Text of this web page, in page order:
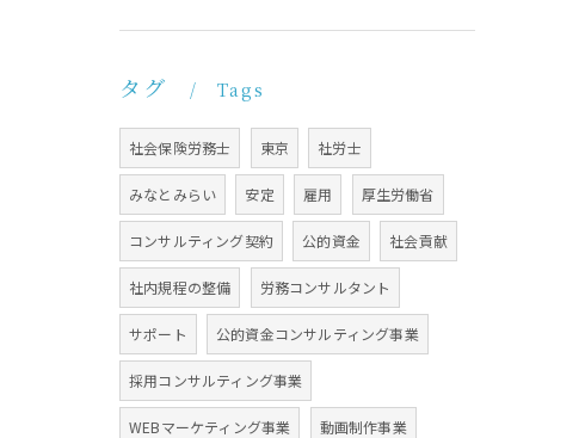
タグ Tags
社会保険労務士 東京 社労士
みなとみらい 安定 雇用 厚生労働省
コンサルティング契約 公的資金 社会貢献
社内規程の整備 労務コンサルタント
サポート 公的資金コンサルティング事業
採用コンサルティング事業
WEBマーケティング事業 動画制作事業